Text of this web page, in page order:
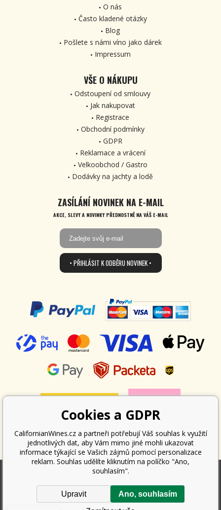
O nás
Často kladené otázky
Blog
Pošlete s námi víno jako dárek
Impressum
VŠE O NÁKUPU
Odstoupení od smlouvy
Jak nakupovat
Registrace
Obchodní podmínky
GDPR
Reklamace a vrácení
Velkoobchod / Gastro
Dodávky na jachty a lodě
ZASÍLÁNÍ NOVINEK NA E-MAIL
AKCE, SLEVY A NOVINKY PŘEDNOSTNĚ NA VÁŠ E-MAIL
• PŘIHLÁSIT K ODBĚRU NOVINEK •
Podle zákona o evidenci tržeb je prodávající povinen vystavit kupujícímu
účtenku. Zároveň je povinen zaevidovat přijatou tržbu u správce daně
online; v případě technického výpadku pak nejpozději do 48 hodin.
Cookies a GDPR
CalifornianWines.cz a partneři potřebují Váš souhlas k využití
jednotlivých dat, aby Vám mimo jiné mohli ukazovat
informace týkající se Vašich zájmů pomocí personalizace
reklam. Souhlas udělíte kliknutím na políčko "Ano,
souhlasím".
Ano, souhlasím
Upravit